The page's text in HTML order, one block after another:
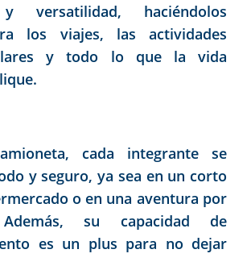
versatilidad, haciéndolos
los viajes, las actividades
y todo lo que la vida
cada integrante se
y seguro, ya sea en un corto
o en una aventura por
su capacidad de
es un plus para no dejar